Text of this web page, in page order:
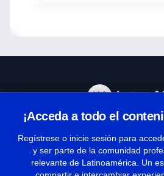
¡Acceda a todo el
Regístrese o inicie sesión para
y ser parte de la comunidad
relevante de Latinoamérica. Un
Términos y